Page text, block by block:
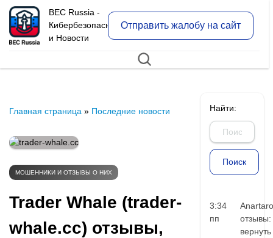
BEC Russia -
Кибербезопасность
и Новости
Отправить жалобу на сайт
Главная страница » Последние новости
МОШЕННИКИ И ОТЗЫВЫ О НИХ
Trader Whale (trader-
whale.cc) отзывы,
Найти:
3:34
пп
отзывы:
вернуть